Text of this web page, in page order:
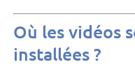
Où les vidéos
installées ?